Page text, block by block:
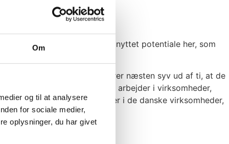
Om
og til at analysere
for sociale medier,
oplysninger, du har givet
at der er et uudnyttet potentiale her, som
klimahensyn. Samtidig svarer næsten syv ud af ti, at de
af de medarbejdere, der arbejder i virksomheder,
fokus på klimainitiativer i de danske virksomheder,